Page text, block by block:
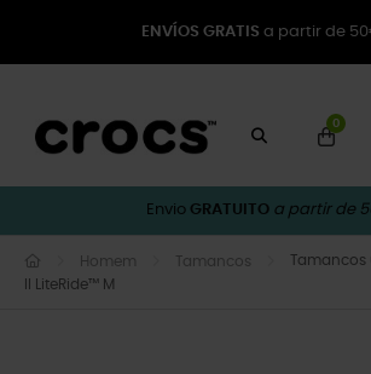
ENVÍOS GRATIS a partir de
0
Envio GRATUITO a partir de
Homem Tamancos
Tamancos
II LiteRide™ M